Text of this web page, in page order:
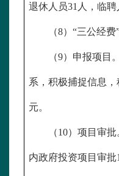
退休人员31人，临
（8）“三公经费
（9）申报项目
系，积极捕捉信息
元。
（10）项目审
内政府投资项目审